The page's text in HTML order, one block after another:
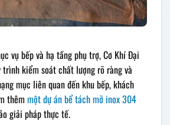
vụ bếp và hạ tầng phụ trợ, Cơ Khí Đại
kiểm soát chất lượng rõ ràng và
mục liên quan đến khu bếp, khách
thêm một dự án bể tách mỡ inox 304
giải pháp thực tế.